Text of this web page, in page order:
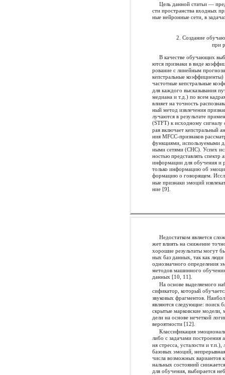
Цель данной статьи —
сти пространства входных
ные нейронные сети, в
2. Создание
при
В качестве обучающих
ются признаки в виде
рование с линейным
кепстральные
частотные кепстральные
для каждого высказывания
медиана и т.д.) по всем
влияет на точность
ный метод извлечения
лучаются в результате
(STFT) к исходному сигналу
рая включает кепстральный
ния MFCC-признаков
функциями, используемыми
ными сетями (СНС). Успех
ностью представлять спектр
информации для обучения и
только информацию об
формацию о говорящем.
ные признаки эмоций
ние [9].
Недостатком является
жет влиять на снижение
хорошие результаты могут
ных баз данных, так как
однозначного определения
методов машинного
данных [10, 11].
На основе выделяемого
сификатор, который
звуковых фрагментов.
являются следующие: поиск
скрытые марковские модели,
дели на основе нечеткой
вероятности [12].
Классификация
либо с задачами построения
ня стресса, усталости и
базовых эмоций,
числа возможных вариантов
нальных состояний
для обучения, выбирается